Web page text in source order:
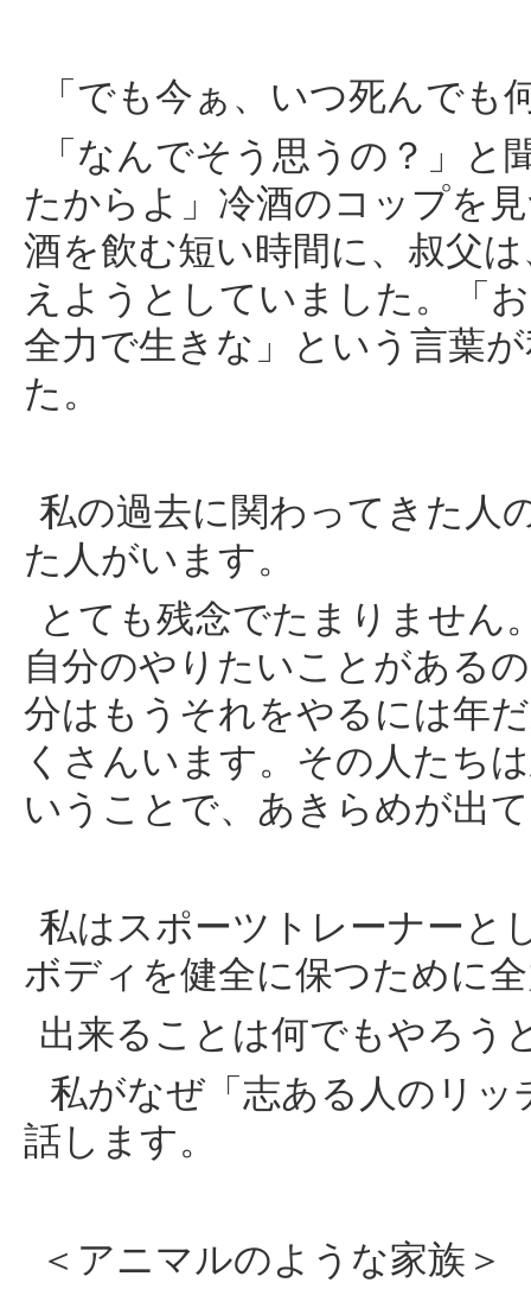
「でも今ぁ、いつ死んで
「なんでそう思うの？」
たからよ」冷酒のコップを
酒を飲む短い時間に、叔父
えようとしていました。「
全力で生きな」という言葉
た。
私の過去に関わってきた人
た人がいます。
とても残念でたまりません
自分のやりたいことがある
分はもうそれをやるには年
くさんいます。その人たち
いうことで、あきらめが出
私はスポーツトレーナーと
ボディを健全に保つために
出来ることは何でもやろう
私がなぜ「志ある人のリ
話します。
＜アニマルのような家族＞